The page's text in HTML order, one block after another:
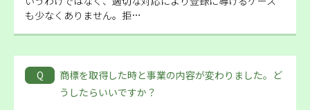
も少なくありません。拒…
Q
商標を取得した時と事業の内容が変わりました。ど
うしたらいいですか？